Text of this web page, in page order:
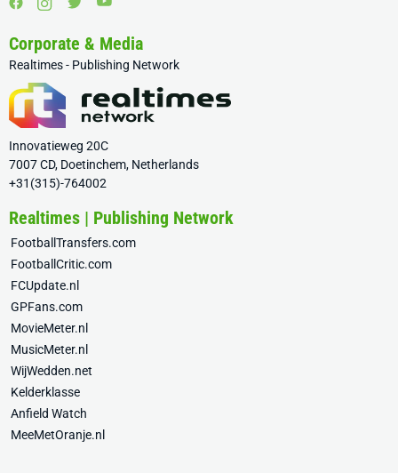
Corporate & Media
Realtimes - Publishing Network
Innovatieweg 20C
7007 CD, Doetinchem, Netherlands
+31(315)-764002
Realtimes | Publishing Network
FootballTransfers.com
FootballCritic.com
FCUpdate.nl
GPFans.com
MovieMeter.nl
MusicMeter.nl
WijWedden.net
Kelderklasse
Anfield Watch
MeeMetOranje.nl